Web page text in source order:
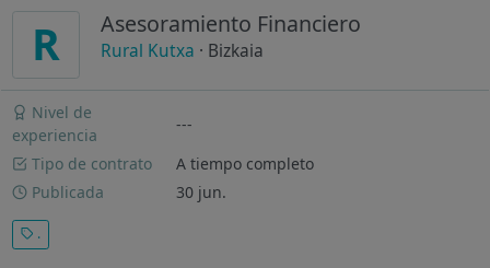
R Asesoramiento Financiero
Rural Kutxa · Bizkaia
Nivel de
experiencia
---
Tipo de contrato
A tiempo completo
Publicada
30 jun.
.